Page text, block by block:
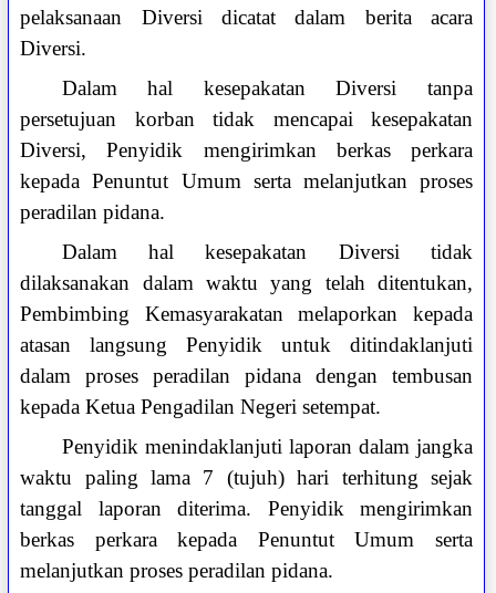
pelaksanaan Diversi dicatat dalam berita acara
Diversi.
Dalam hal kesepakatan Diversi tanpa
persetujuan korban tidak mencapai kesepakatan
Diversi, Penyidik mengirimkan berkas perkara
kepada Penuntut Umum serta melanjutkan proses
peradilan pidana.
Dalam hal kesepakatan Diversi tidak
dilaksanakan dalam waktu yang telah ditentukan,
Pembimbing Kemasyarakatan melaporkan kepada
atasan langsung Penyidik untuk ditindaklanjuti
dalam proses peradilan pidana dengan tembusan
kepada Ketua Pengadilan Negeri setempat.
Penyidik menindaklanjuti laporan dalam jangka
waktu paling lama 7 (tujuh) hari terhitung sejak
tanggal laporan diterima. Penyidik mengirimkan
berkas perkara kepada Penuntut Umum serta
melanjutkan proses peradilan pidana.